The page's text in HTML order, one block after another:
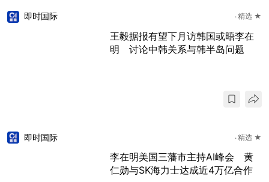
即时国际 精选 ★
王毅据报有望下月访韩国或晤李在
明 讨论中韩关系与韩半岛问题
即时国际 精选 ★
李在明美国三藩市主持AI峰会 黄
仁勋与SK海力士达成近4万亿合作